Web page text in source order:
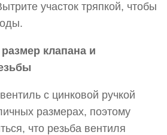
участок тряпкой, чтобы
клапана и
с цинковой ручкой
размерах, поэтому
что резьба вентиля